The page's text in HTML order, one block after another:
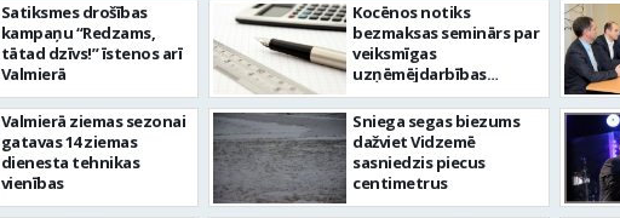
Satiksmes drošības
kampaņu “Redzams,
tātad dzīvs!” īstenos arī
Valmierā
Valmierā ziemas sezonai
gatavas 14 ziemas
dienesta tehnikas
vienības
Kocēnos notiks
bezmaksas seminārs par
veiksmīgas
uzņēmējdarbības
veidošanu
Sniega segas biezums
dažviet Vidzemē
sasniedzis piecus
centimetrus